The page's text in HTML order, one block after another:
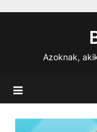
Azoknak,